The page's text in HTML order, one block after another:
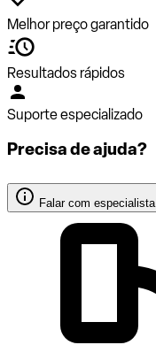
Melhor preço garantido
Resultados rápidos
Suporte especializado
Precisa de ajuda?
Falar com especialista